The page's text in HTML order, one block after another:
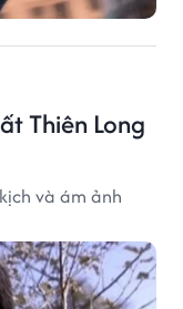
Thiên Long
và ám ảnh